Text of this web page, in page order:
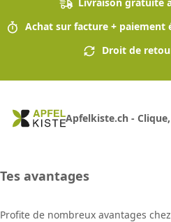
Achat sur facture + paiement
Droit de
Apfelkiste.ch -
Tes avantages
Profite de nombreux avantages